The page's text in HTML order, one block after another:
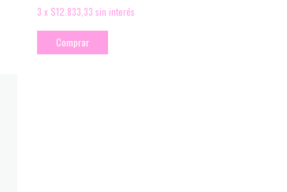
3 x $12.833,33 sin interés
Comprar